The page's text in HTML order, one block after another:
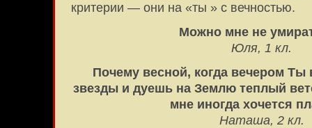
критерии — они на «ты » с вечностью.
Можно мне не
Юля, 1 кл.
Почему весной, когда вечером Ты
звезды и дуешь на Землю теплый
мне иногда хочется
Наташа, 2 кл.